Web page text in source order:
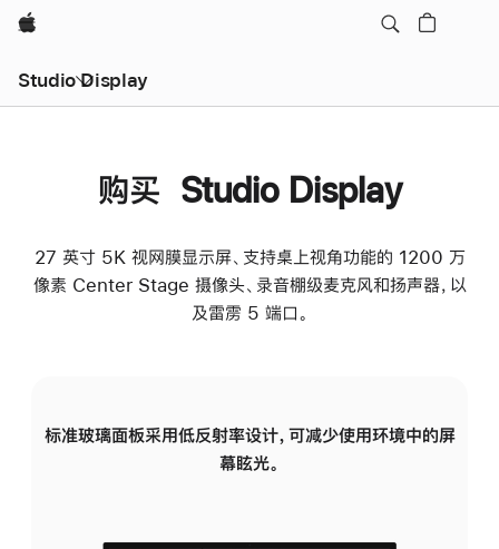
Apple
Studio Display
购买 Studio Display
27 英寸 5K 视网膜显示屏、支持桌上视角功能的 1200 万
像素 Center Stage 摄像头、录音棚级麦克风和扬声器，以
及雷雳 5 端口。
标准玻璃面板采用低反射率设计，可减少使用环境中的屏
幕眩光。